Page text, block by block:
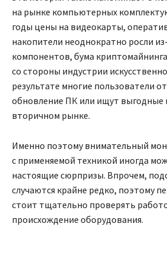
на рынке компьютерных
годы цены на видеокарты,
накопители неоднократно росли
компонентов, бума
со стороны индустрии
результате многие пользователи
обновление ПК или ищут выгодные
вторичном рынке.
Именно поэтому внимательный
с применяемой техникой иногда
настоящие сюрпризы. Впрочем,
случаются крайне редко, поэтому
стоит тщательно проверять
происхождение оборудования.